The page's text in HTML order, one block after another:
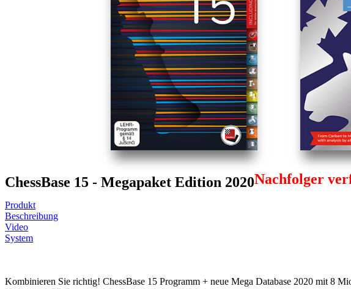
ChessBase 15 - Megapaket Edition 2020Nachfolger
Produkt
Beschreibung
Video
System
Kombinieren Sie richtig! ChessBase 15 Programm + neue Mega Database 2020 mit 8